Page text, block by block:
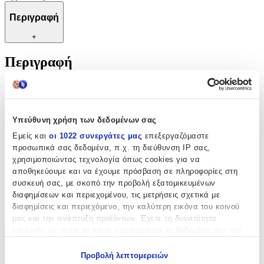
Υπεύθυνη χρήση των δεδομένων σας
Εμείς και οι 1022 συνεργάτες μας επεξεργαζόμαστε
προσωπικά σας δεδομένα, π.χ. τη διεύθυνση IP σας,
χρησιμοποιώντας τεχνολογία όπως cookies για να
αποθηκεύουμε και να έχουμε πρόσβαση σε πληροφορίες στη
συσκευή σας, με σκοπό την προβολή εξατομικευμένων
διαφημίσεων και περιεχομένου, τις μετρήσεις σχετικά με
διαφημίσεις και περιεχόμενο, την καλύτερη εικόνα του κοινού
μας και την ανάπτυξη προϊόντων. Έχετε τη δυνατότητα
Προβολή λεπτομερειών
Περιγραφή
+
Περιγραφή
Ατσάλινες καρφίτσες 50gr, κατάλληλες για όσους ασχολούνται με
τη ραπτική.
Χαρακτηριστικά
Κατασκευαστής:
OEM
Είδος:
Καρφίτσες
Χαρακτηριστικά